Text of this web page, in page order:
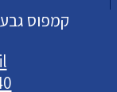
קמפוס גבעת